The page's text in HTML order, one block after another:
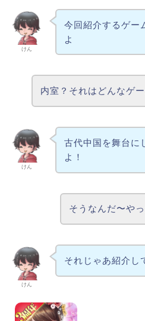
けん
今回紹介するゲー
よ
内室？それはどんなゲ
けん
古代中国を舞台に
よ！
そうなんだ〜や
けん
それじゃあ紹介し